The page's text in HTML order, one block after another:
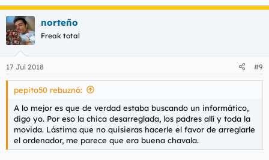
Eh?
Si, amigos, así termino mi cita premium.
Superad eso.
Encima sus padres también estaban en casa...que clase de
padres dejan que la niña meta a un tío que termina de conocer
hace una hora.
Para colmo por medio un perro que se jiñó nada mas entré en
casa delante mio, la sujeta me dijo que estaba enfermito o
autista y que no lo sacaban o algo así.
fué decirle que eso no tenía arreglo, y salí echando leches.
norteño
Freak total
17 Jul 2018 #9
pepito50 rebuznó:
A lo mejor es que de verdad estaba buscando un informático,
digo yo. Por eso la chica desarreglada, los padres allí y toda la
movida. Lástima que no quisieras hacerle el favor de arreglarle
el ordenador, me parece que era buena chavala.